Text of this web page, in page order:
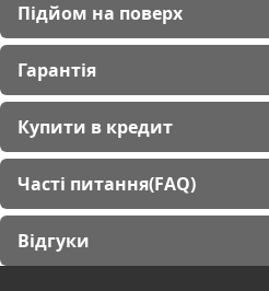
Підйом на поверх
Гарантія
Купити в кредит
Часті питання(FAQ)
Відгуки